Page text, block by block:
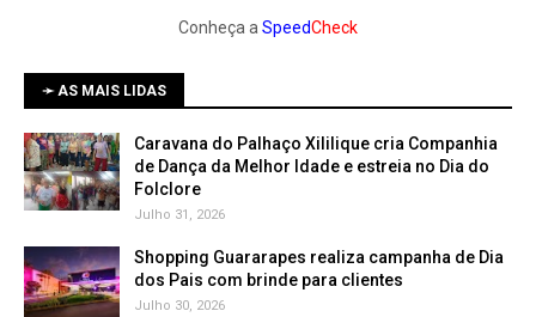
Conheça a SpeedCheck
➛ AS MAIS LIDAS
Caravana do Palhaço Xililique cria Companhia
de Dança da Melhor Idade e estreia no Dia do
Folclore
Julho 31, 2026
Shopping Guararapes realiza campanha de Dia
dos Pais com brinde para clientes
Julho 30, 2026